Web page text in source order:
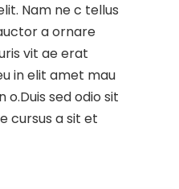
Nam ne c tellus
a ornare
vit ae erat
in elit amet mau
sed odio sit
cursus a sit et